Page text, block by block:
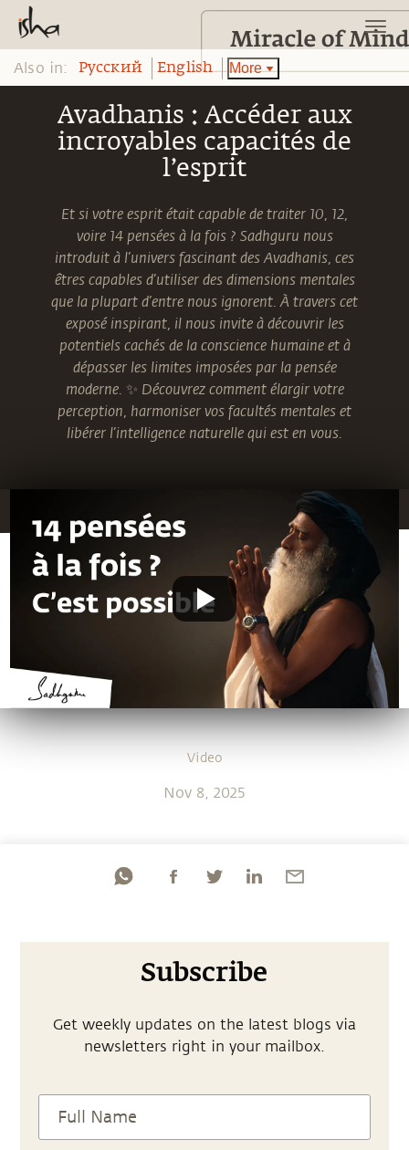
Avadhanis : Accéder aux
incroyables capacités de
l’esprit
Et si votre esprit était capable de traiter 10, 12,
voire 14 pensées à la fois ? Sadhguru nous
introduit à l’univers fascinant des Avadhanis, ces
êtres capables d’utiliser des dimensions mentales
que la plupart d’entre nous ignorent. À travers cet
exposé inspirant, il nous invite à découvrir les
potentiels cachés de la conscience humaine et à
dépasser les limites imposées par la pensée
moderne. ✨ Découvrez comment élargir votre
perception, harmoniser vos facultés mentales et
libérer l’intelligence naturelle qui est en vous.
Video
Nov 8, 2025
Subscribe
Get weekly updates on the latest blogs via
newsletters right in your mailbox.
Also in: Pусский English More